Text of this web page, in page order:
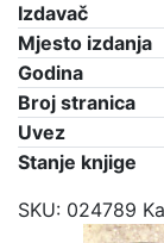
Izdavač
Mjesto izdanja
Godina
Broj stranica
Uvez
Stanje knjige
SKU: 024789